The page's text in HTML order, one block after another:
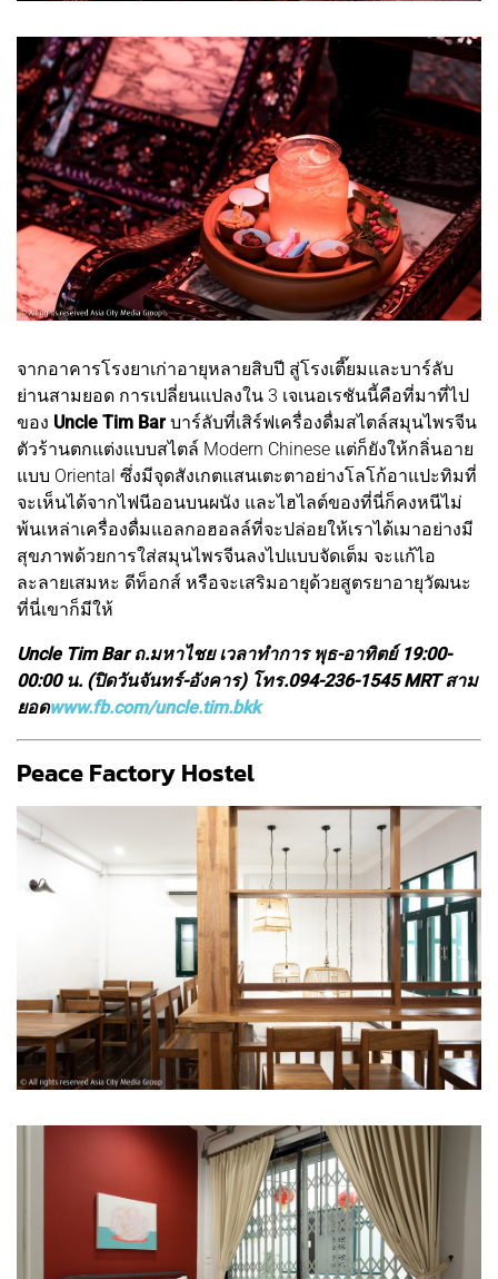
จากอาคารโรงยาเก่าอายุหลายสิบปี สู่โรงเตี๊ยมและบาร์ลับ
ย่านสามยอด การเปลี่ยนแปลงใน 3 เจเนอเรชันนี้คือที่มาที่ไป
ของ Uncle Tim Barบาร์ลับที่เสิร์ฟเครื่องดื่มสไตล์สมุนไพรจีน
ตัวร้านตกแต่งแบบสไตล์ Modern Chinese แต่ก็ยังให้กลิ่นอาย
แบบ Oriental ซึ่งมีจุดสังเกตแสนเตะตาอย่างโลโก้อาแปะทิมที่
จะเห็นได้จากไฟนีออนบนผนัง และไฮไลต์ของที่นี่ก็คงหนีไม่
พ้นเหล่าเครื่องดื่มแอลกอฮอลล์ที่จะปล่อยให้เราได้เมาอย่างมี
สุขภาพด้วยการใส่สมุนไพรจีนลงไปแบบจัดเต็ม จะแก้ไอ
ละลายเสมหะ ดีท็อกส์ หรือจะเสริมอายุด้วยสูตรยาอายุวัฒนะ
ที่นี่เขาก็มีให้
Uncle Tim Bar ถ.มหาไชย เวลาทำการ พุธ-อาทิตย์ 19:00-
00:00 น. (ปิดวันจันทร์-อังคาร) โทร.094-236-1545 MRT สาม
ยอดwww.fb.com/uncle.tim.bkk
Peace Factory Hostel